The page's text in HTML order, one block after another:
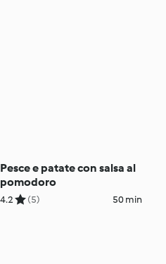
Pesce e patate con salsa al
pomodoro
4.2 (5) 50 min